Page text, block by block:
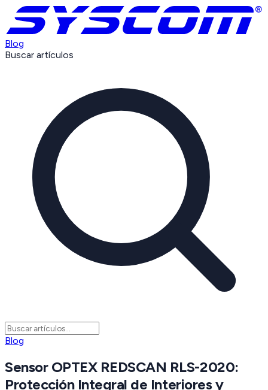
Blog
Buscar artículos
Blog
Sensor OPTEX REDSCAN RLS-2020:
Protección Integral de Interiores y